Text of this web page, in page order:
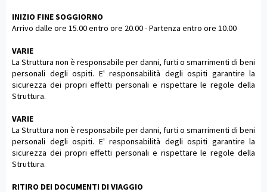
INIZIO FINE SOGGIORNO
Arrivo dalle ore 15.00 entro ore 20.00 - Partenza entro ore 10.00
VARIE
La Struttura non è responsabile per danni, furti o smarrimenti di beni
personali degli ospiti. E' responsabilità degli ospiti garantire la
sicurezza dei propri effetti personali e rispettare le regole della
Struttura.
VARIE
La Struttura non è responsabile per danni, furti o smarrimenti di beni
personali degli ospiti. E' responsabilità degli ospiti garantire la
sicurezza dei propri effetti personali e rispettare le regole della
Struttura.
RITIRO DEI DOCUMENTI DI VIAGGIO